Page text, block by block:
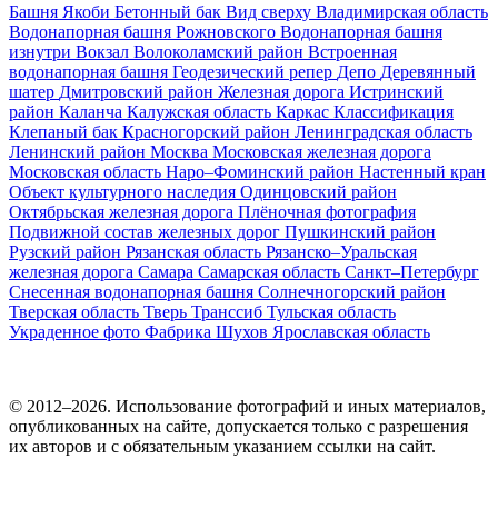
Башня Якоби Бетонный бак Вид сверху Владимирская область
Водонапорная башня Рожновского Водонапорная башня
изнутри Вокзал Волоколамский район Встроенная
водонапорная башня Геодезический репер Депо Деревянный
шатер Дмитровский район Железная дорога Истринский
район Каланча Калужская область Каркас Классификация
Клепаный бак Красногорский район Ленинградская область
Ленинский район Москва Московская железная дорога
Московская область Наро–Фоминский район Настенный кран
Объект культурного наследия Одинцовский район
Октябрьская железная дорога Плёночная фотография
Подвижной состав железных дорог Пушкинский район
Рузский район Рязанская область Рязанско–Уральская
железная дорога Самара Самарская область Санкт–Петербург
Снесенная водонапорная башня Солнечногорский район
Тверская область Тверь Транссиб Тульская область
Украденное фото Фабрика Шухов Ярославская область
© 2012–2026. Использование фотографий и иных материалов,
опубликованных на сайте, допускается только с разрешения
их авторов и c обязательным указанием ссылки на сайт.